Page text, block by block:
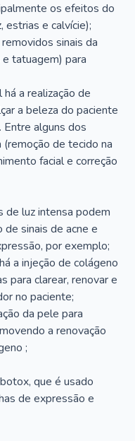
os efeitos do
estrias e calvície);
sinais da
tatuagem) para
há a realização de
a beleza do paciente
Entre alguns dos
de tecido na
facial e correção
de luz intensa podem
de sinais de acne e
por exemplo;
a injeção de colágeno
para clarear, renovar e
no paciente;
da pele para
a renovação
;
que é usado
de expressão e